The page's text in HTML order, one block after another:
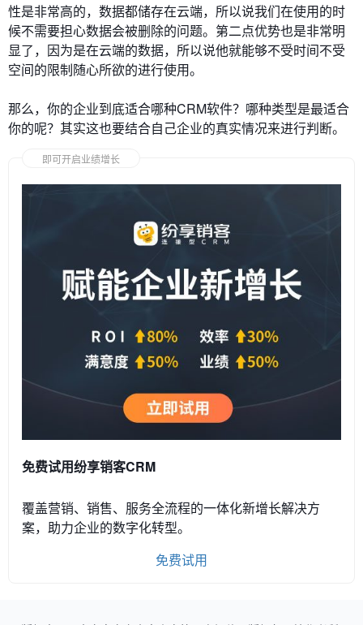
性是非常高的，数据都储存在云端，所以说我们在使用的时
候不需要担心数据会被删除的问题。第二点优势也是非常明
显了，因为是在云端的数据，所以说他就能够不受时间不受
空间的限制随心所欲的进行使用。
那么，你的企业到底适合哪种CRM软件？哪种类型是最适合
你的呢？其实这也要结合自己企业的真实情况来进行判断。
即可开启业绩增长
免费试用纷享销客CRM
覆盖营销、销售、服务全流程的一体化新增长解决方
案，助力企业的数字化转型。
免费试用